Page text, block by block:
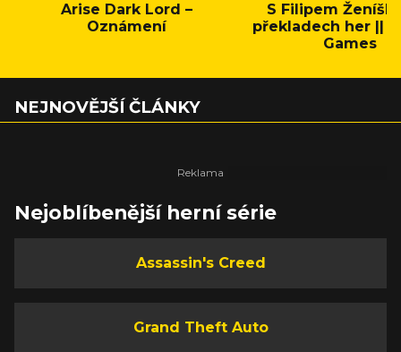
Arise Dark Lord –
Oznámení
S Filipem
překladech her ||
Games
NEJNOVĚJŠÍ ČLÁNKY
Nejoblíbenější herní série
Assassin's Creed
Grand Theft Auto